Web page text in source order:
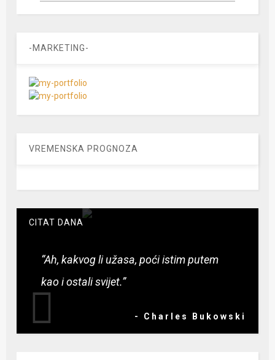
-MARKETING-
VREMENSKA PROGNOZA
CITAT DANA
“Ah, kakvog li užasa, poći istim putem
kao i ostali svijet.”
- Charles Bukowski